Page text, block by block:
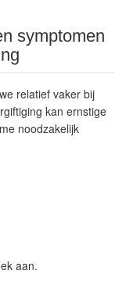
symptomen
relatief vaker bij
kan ernstige
noodzakelijk
aan.